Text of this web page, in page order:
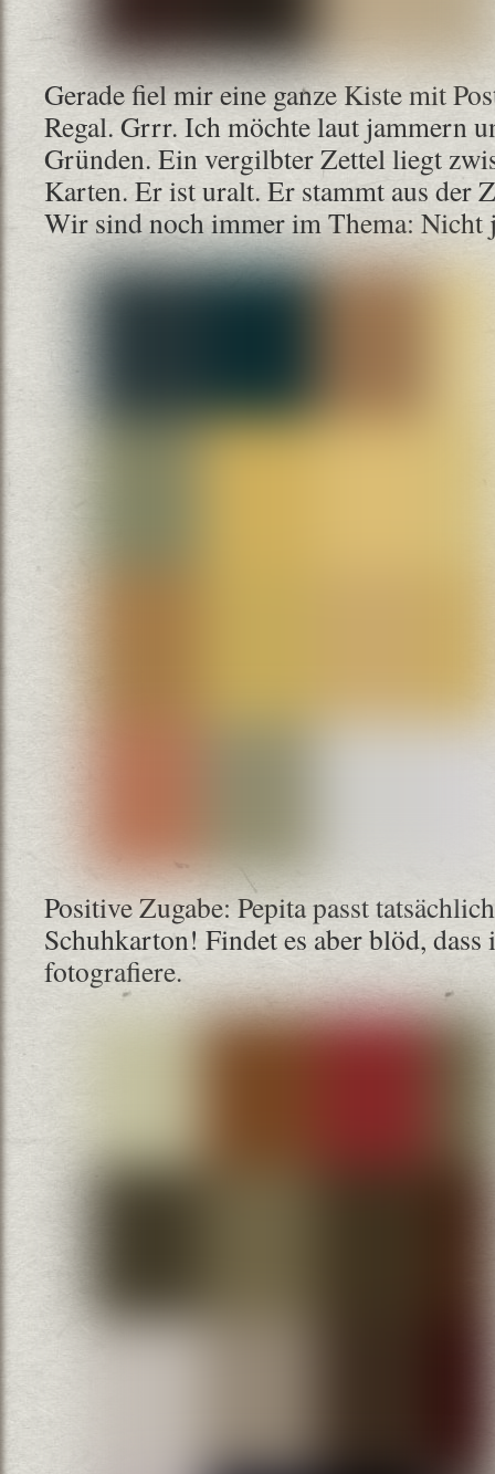
Gerade fiel mir eine ganze Kiste mit
Regal. Grrr. Ich möchte laut jammern
Gründen. Ein vergilbter Zettel liegt
Karten. Er ist uralt. Er stammt aus der
Wir sind noch immer im Thema: Nicht
Positive Zugabe: Pepita passt
Schuhkarton! Findet es aber blöd, dass
fotografiere.